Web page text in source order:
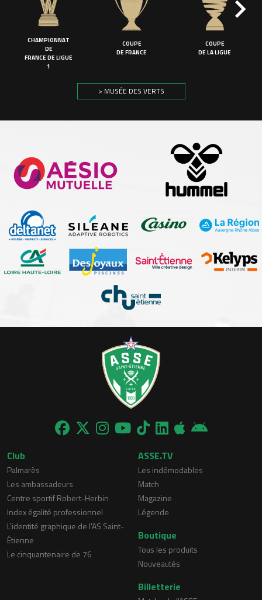
CHAMPIONNAT
DE
FRANCE DE LIGUE
1
COUPE
DE FRANCE
COUPE
DE LA LIGUE
> MUSÉE DES VERTS
Club
Palmarès
Les ambassadeurs
Centre sportif Robert-Herbin
Index égalité professionnel
L'identité graphique de l'AS Saint-
Étienne
Le cinquantenaire de 76
ASSE.TV
Les indémodables
Match
Magazine
Légende
Boutique
Tous les produits
Nouveautés
Billetterie